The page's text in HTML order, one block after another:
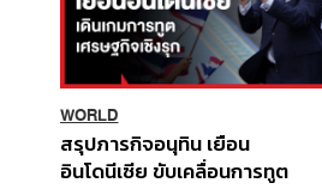
WORLD
สรุปภารกิจอนุทิน เยือน
อินโดนีเซีย ขับเคลื่อนการทูต